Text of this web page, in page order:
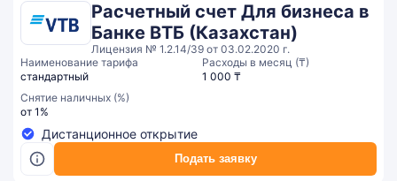
Расчетный счет Для бизнеса в
Банке ВТБ (Казахстан)
Лицензия № 1.2.14/39 от 03.02.2020 г.
Наименование тарифа
стандартный
Расходы в месяц (₸)
1 000 ₸
Снятие наличных (%)
от 1%
Дистанционное открытие
Подать заявку